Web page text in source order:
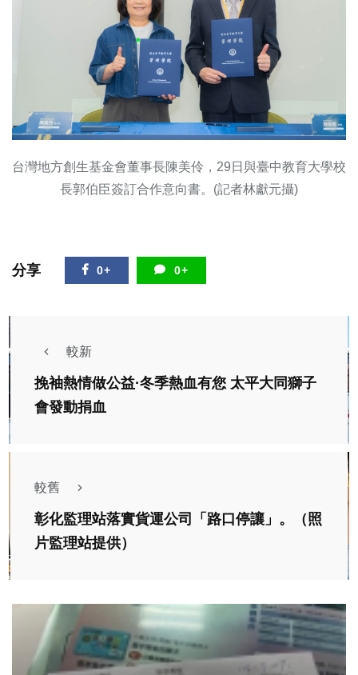
台灣地方創生基金會董事長陳美伶，29日與臺中教育大學校
長郭伯臣簽訂合作意向書。(記者林獻元攝)
分享 0+ 0+
較新
挽袖熱情做公益·冬季熱血有您 太平大同獅子
會發動捐血
較舊
彰化監理站落實貨運公司「路口停讓」。（照
片監理站提供）